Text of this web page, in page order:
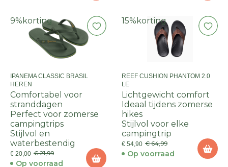
9% korting
IPANEMA CLASSIC BRASIL
HEREN
Comfortabel voor
stranddagen
Perfect voor zomerse
campingtrips
Stijlvol en
waterbestendig
€ 20,00 € 21,99
Op voorraad
15% korting
REEF CUSHION PHANTOM 2.0
LE
Lichtgewicht comfort
Ideaal tijdens zomerse
hikes
Stijlvol voor elke
campingtrip
€ 54,90 € 64,99
Op voorraad